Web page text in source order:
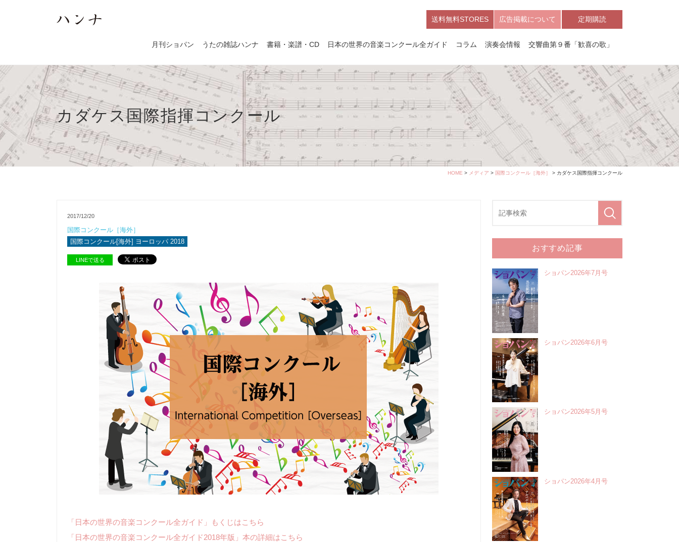
送料無料STORES 広告掲載について 定期購読
月刊ショパン うたの雑誌ハンナ 書籍・楽譜・CD 日本の世界の音楽コンクール全ガイド コラム 演奏会情報 交響曲第９番「歓喜の歌」
カダケス国際指揮コンクール
HOME > メディア > 国際コンクール［海外］ > カダケス国際指揮コンクール
2017/12/20
国際コンクール［海外］
国際コンクール[海外] ヨーロッパ 2018
LINEで送る
「日本の世界の音楽コンクール全ガイド」もくじはこちら
「日本の世界の音楽コンクール全ガイド2018年版」本の詳細はこちら
おすすめ記事
ショパン2026年7月号
ショパン2026年6月号
ショパン2026年5月号
ショパン2026年4月号